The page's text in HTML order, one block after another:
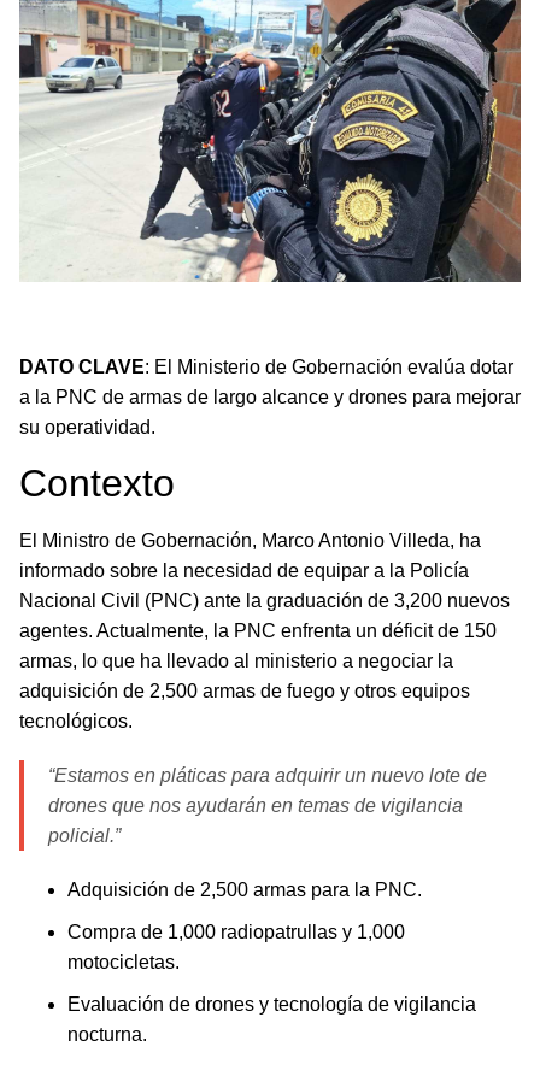
DATO CLAVE: El Ministerio de Gobernación evalúa dotar
a la PNC de armas de largo alcance y drones para mejorar
su operatividad.
Contexto
El Ministro de Gobernación, Marco Antonio Villeda, ha
informado sobre la necesidad de equipar a la Policía
Nacional Civil (PNC) ante la graduación de 3,200 nuevos
agentes. Actualmente, la PNC enfrenta un déficit de 150
armas, lo que ha llevado al ministerio a negociar la
adquisición de 2,500 armas de fuego y otros equipos
tecnológicos.
“Estamos en pláticas para adquirir un nuevo lote de
drones que nos ayudarán en temas de vigilancia
policial.”
Adquisición de 2,500 armas para la PNC.
Compra de 1,000 radiopatrullas y 1,000
motocicletas.
Evaluación de drones y tecnología de vigilancia
nocturna.